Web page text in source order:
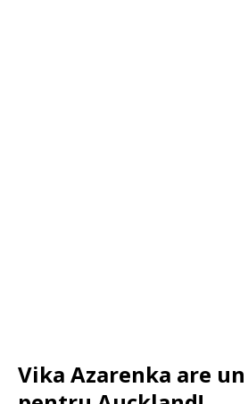
Vika Azarenka are